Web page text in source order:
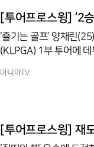
[투어프로스윙] ‘2
‘즐기는 골프’ 양채린(25)의 드라이버
(KLPGA) 1부 투어에
018시즌 상금순위 65
제 골프를 즐기려고 한
마니아TV
[투어프로스윙] 재